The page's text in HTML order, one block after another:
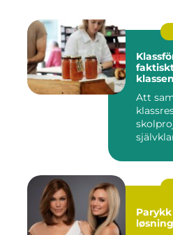
faktiskt
Att
Parykk en praktisk og trygg